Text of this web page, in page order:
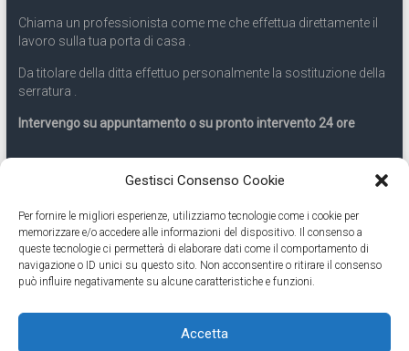
Gestisci Consenso Cookie
Per fornire le migliori esperienze, utilizziamo tecnologie come i cookie per
memorizzare e/o accedere alle informazioni del dispositivo. Il consenso a
queste tecnologie ci permetterà di elaborare dati come il comportamento di
navigazione o ID unici su questo sito. Non acconsentire o ritirare il consenso
può influire negativamente su alcune caratteristiche e funzioni.
Accetta
Chiama un professionista come me che effettua direttamente il
lavoro sulla tua porta di casa .
Da titolare della ditta effettuo personalmente la sostituzione della
serratura .
Intervengo su appuntamento o su pronto intervento 24 ore
Servizio 24 ore
Cell331.9899963
Eseguiamo anche lavori di apertura porte pronto intervento 24
ore